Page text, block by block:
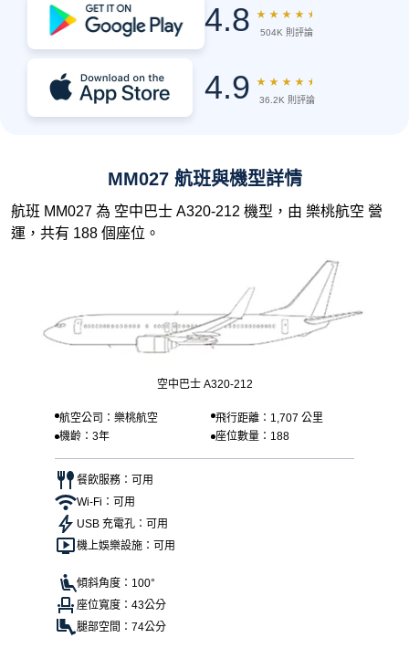
4.8 ★ ★ ★ ★ ★
504K 則評論
4.9 ★ ★ ★ ★ ★
36.2K 則評論
MM027 航班與機型詳情
航班 MM027 為 空中巴士 A320-212 機型，由 樂桃航空 營
運，共有 188 個座位。
空中巴士 A320-212
航空公司：樂桃航空
飛行距離：1,707 公里
機齡：3年
座位數量：188
餐飲服務：可用
Wi-Fi：可用
USB 充電孔：可用
機上娛樂設施：可用
傾斜角度：100°
座位寬度：43公分
腿部空間：74公分